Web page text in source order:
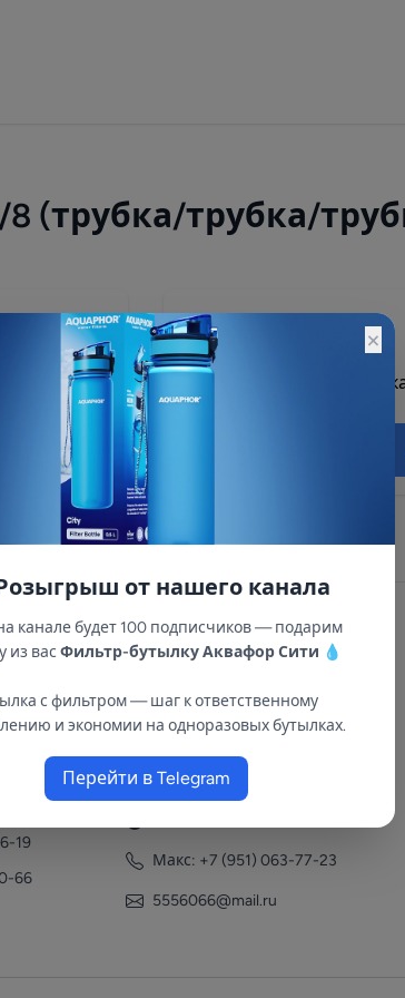
(трубка/трубка/
150 ₽
Остатки:
Основной склад: Под
43
19
66
+7 (951) 063-77-23
Макс: +7 (951) 063-77-23
5556066@mail.ru
×
от нашего канала
канале будет 100 подписчиков — подарим
из вас Фильтр-бутылку Аквафор Сити 💧
с фильтром — шаг к ответственному
и экономии на одноразовых бутылках.
Перейти в Telegram